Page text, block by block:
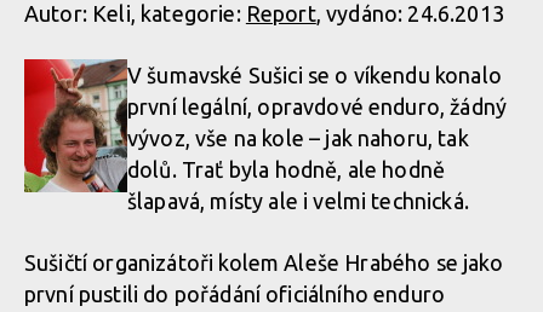
Autor: Keli, kategorie: Report, vydáno: 24.6.2013
V šumavské Sušici se o víkendu konalo
první legální, opravdové enduro, žádný
vývoz, vše na kole – jak nahoru, tak
dolů. Trať byla hodně, ale hodně
šlapavá, místy ale i velmi technická.
Sušičtí organizátoři kolem Aleše Hrabého se jako
první pustili do pořádání oficiálního enduro